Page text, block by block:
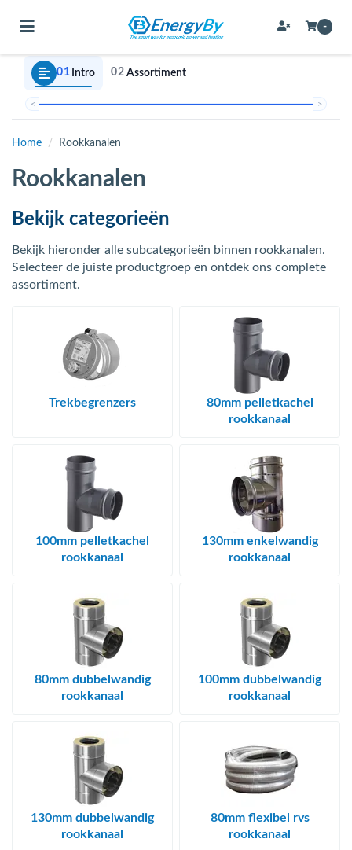
(Bevestigingsmateriaal / schroeven)
(Fittingen)
(Flexibele slangen)
(Hemelwaterafvoer & riolering)
(Sanitair)
(Verwarming, kachels & ketels)
(Zonneboilersets & onderdelen)
Toggle navigation -
01 Intro 02 Assortiment
< >
Home / Rookkanalen
Rookkanalen
Bekijk categorieën
Bekijk hieronder alle subcategorieën binnen rookkanalen.
Selecteer de juiste productgroep en ontdek ons complete
assortiment.
Trekbegrenzers
80mm pelletkachel
rookkanaal
100mm pelletkachel
rookkanaal
130mm enkelwandig
rookkanaal
80mm dubbelwandig
rookkanaal
100mm dubbelwandig
rookkanaal
130mm dubbelwandig
rookkanaal
80mm flexibel rvs
rookkanaal